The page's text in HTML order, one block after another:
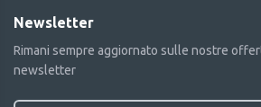
Newsletter
Rimani sempre aggiornato sulle nostre
newsletter